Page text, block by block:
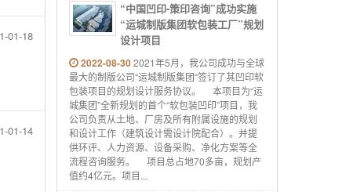
01-18
01-14
“中国凹印-策印咨询”成功实施
“运城制版集团软包装工厂”规划
设计项目
2022-08-302021年5月，我公司成功与全球
最大的制版公司“运城制版集团“签订了其凹印软
包装项目的规划设计服务协议。 本项目为“运
城集团”全新规划的首个“软包装凹印”项目，我
公司负责从土地、厂房及所有附属设施的规划
和设计工作（建筑设计需设计院配合）。并提
供环评、人力资源、设备采购、净化方案等全
流程咨询服务。 项目总占地70多亩，规划产
值约4亿元。项目...